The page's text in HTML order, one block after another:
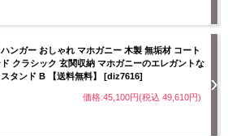
ンガー おしゃれ マホガニー 木製 無垢材 コート
クラシック 玄関収納 マホガニーのエレガントな
スタンド B 【送料無料】 [diz7616]
価格:45,100円(税込 49,610円)